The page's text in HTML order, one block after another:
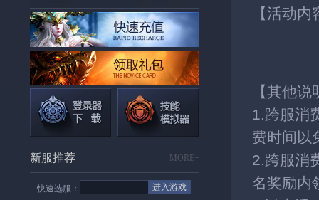
MORE+
新服推荐
快速选服： 进入游戏
【活动
【其他说
1.跨服消
费时间以
2.跨服消
名奖励内